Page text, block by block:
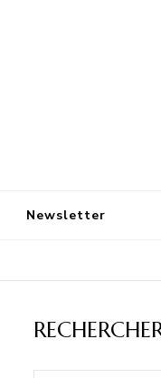
Newsletter